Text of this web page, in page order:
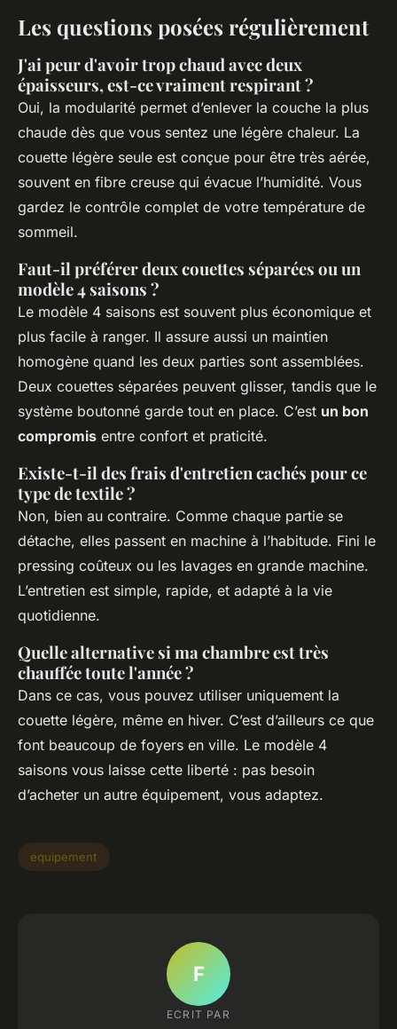
Les questions posées régulièrement
J'ai peur d'avoir trop chaud avec deux
épaisseurs, est-ce vraiment respirant ?
Oui, la modularité permet d’enlever la couche la plus
chaude dès que vous sentez une légère chaleur. La
couette légère seule est conçue pour être très aérée,
souvent en fibre creuse qui évacue l’humidité. Vous
gardez le contrôle complet de votre température de
sommeil.
Faut-il préférer deux couettes séparées ou un
modèle 4 saisons ?
Le modèle 4 saisons est souvent plus économique et
plus facile à ranger. Il assure aussi un maintien
homogène quand les deux parties sont assemblées.
Deux couettes séparées peuvent glisser, tandis que le
système boutonné garde tout en place. C’est un bon
compromis entre confort et praticité.
Existe-t-il des frais d'entretien cachés pour ce
type de textile ?
Non, bien au contraire. Comme chaque partie se
détache, elles passent en machine à l’habitude. Fini le
pressing coûteux ou les lavages en grande machine.
L’entretien est simple, rapide, et adapté à la vie
quotidienne.
Quelle alternative si ma chambre est très
chauffée toute l'année ?
Dans ce cas, vous pouvez utiliser uniquement la
couette légère, même en hiver. C’est d’ailleurs ce que
font beaucoup de foyers en ville. Le modèle 4
saisons vous laisse cette liberté : pas besoin
d’acheter un autre équipement, vous adaptez.
equipement
F
ECRIT PAR